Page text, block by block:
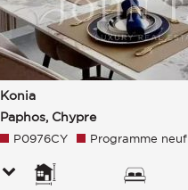
Konia
Paphos, Chypre
P0976CY Programme neuf